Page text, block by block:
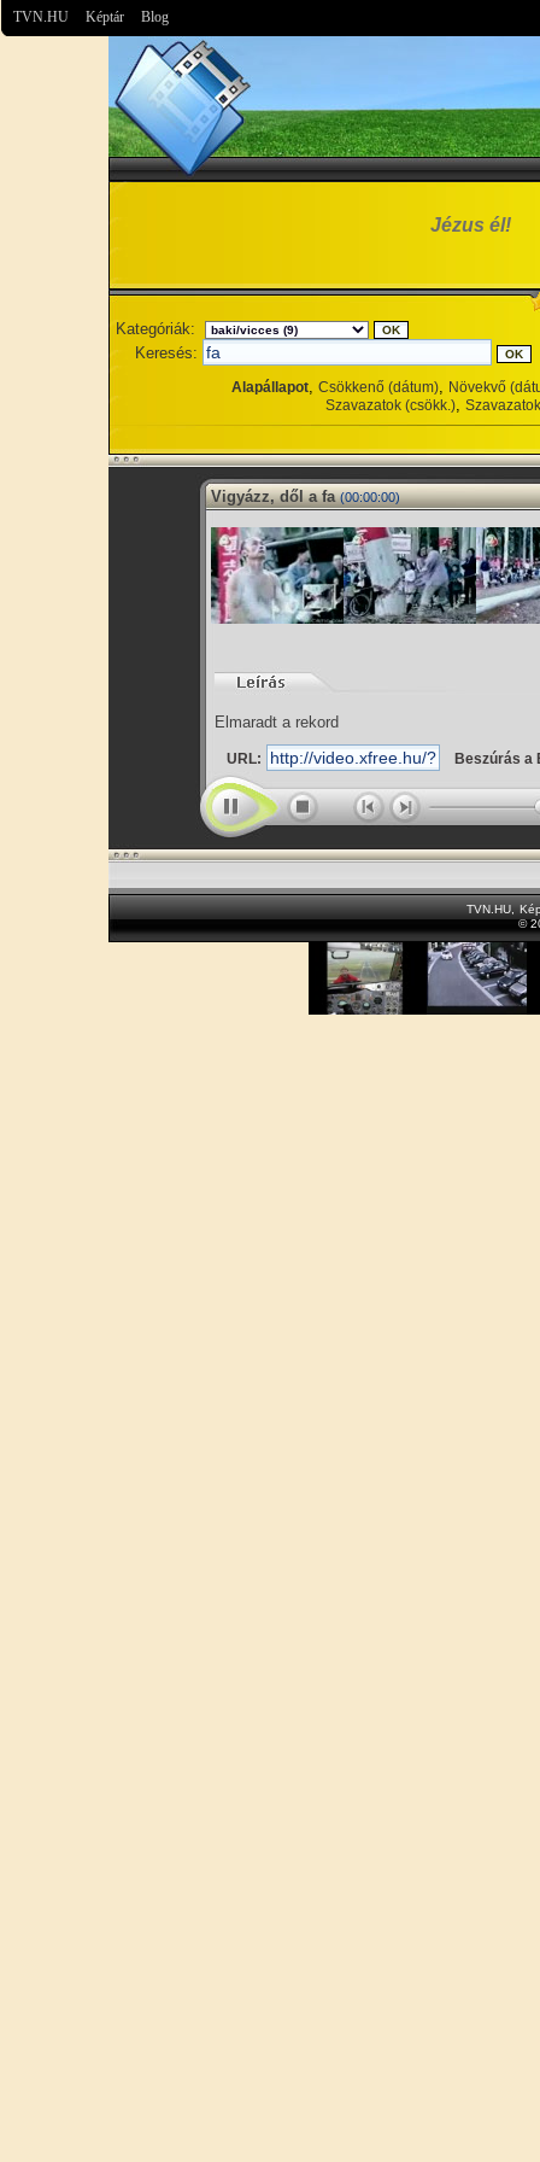
TVN.HU Képtár Blog
Jézus él!
Kategóriák:
Keresés:
Alapállapot, Csökkenő (dátum), Növekvő
Szavazatok (csökk.),
Vigyázz, dől a fa (00:00:00)
Elmaradt a rekord
URL: Beszúrás a
TVN.HU
©